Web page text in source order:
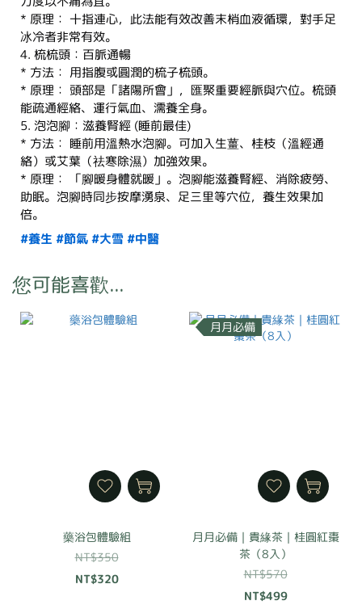
* 原理： 十指連心，此法能有效改善末梢血液循環，對手足
冰冷者非常有效。
4. 梳梳頭：百脈通暢
* 方法： 用指腹或圓潤的梳子梳頭。
* 原理： 頭部是「諸陽所會」，匯聚重要經脈與穴位。梳頭
能疏通經絡、運行氣血、濡養全身。
5. 泡泡腳：滋養腎經 (睡前最佳)
* 方法： 睡前用溫熱水泡腳。可加入生薑、桂枝（溫經通
絡）或艾葉（祛寒除濕）加強效果。
* 原理： 「腳暖身體就暖」。泡腳能滋養腎經、消除疲勞、
助眠。泡腳時同步按摩湧泉、足三里等穴位，養生效果加
倍。
#養生 #節氣#大雪#中醫
您可能喜歡...
藥浴包體驗組
NT$350
NT$320
月月必備
月月必備｜貴緣茶｜桂圓紅棗
茶（8入）
NT$570
NT$499